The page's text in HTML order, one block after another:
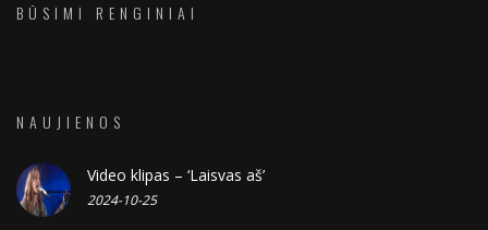
BŪSIMI RENGINIAI
NAUJIENOS
Video klipas – ‘Laisvas aš’
2024-10-25